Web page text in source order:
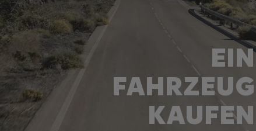
EIN
FAHRZEUG
KAUFEN